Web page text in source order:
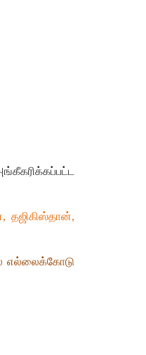
தஜிகிஸ்தான்,
எல்லைக்கோடு